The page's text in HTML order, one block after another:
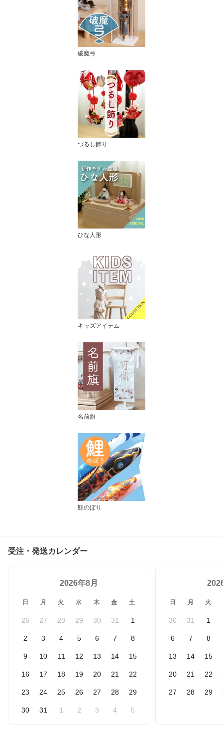
破魔弓
つるし飾り
ひな人形
キッズアイテム
名前旗
鯉のぼり
受注・発送カレンダー
2026年8月
日 月 火 水 木 金 土
26 27 28 29 30 31 1
2 3 4 5 6 7 8
9 10 11 12 13 14 15
16 17 18 19 20 21 22
23 24 25 26 27 28 29
30 31 1 2 3 4 5
日 月 火
30 31 1
6 7 8
13 14 15
20 21 22
27 28 29